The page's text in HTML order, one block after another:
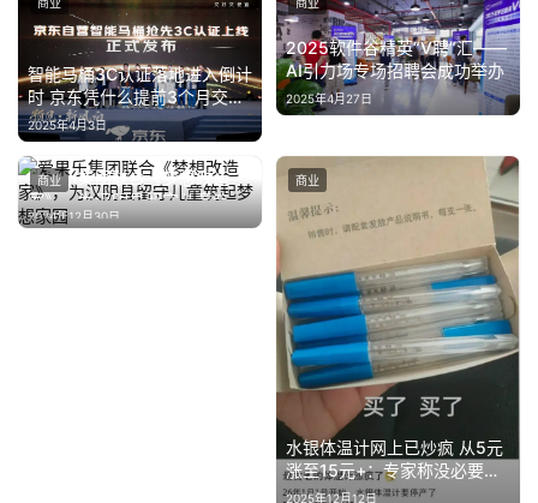
新
能
源
智能马桶3C认证落地进入倒计
时 京东凭什么提前3个月交
卷？
2025年4月3日
2025软件谷精英“V聘”汇——
AI引力场专场招聘会成功举办
2025年4月27日
爱果乐集团联合《梦想改造
家》，为汉阴县留守儿童筑起
梦想家园
2024年12月30日
商业
水银体温计网上已炒疯 从5元
涨至15元+：专家称没必要囤
货
2025年12月12日
商业